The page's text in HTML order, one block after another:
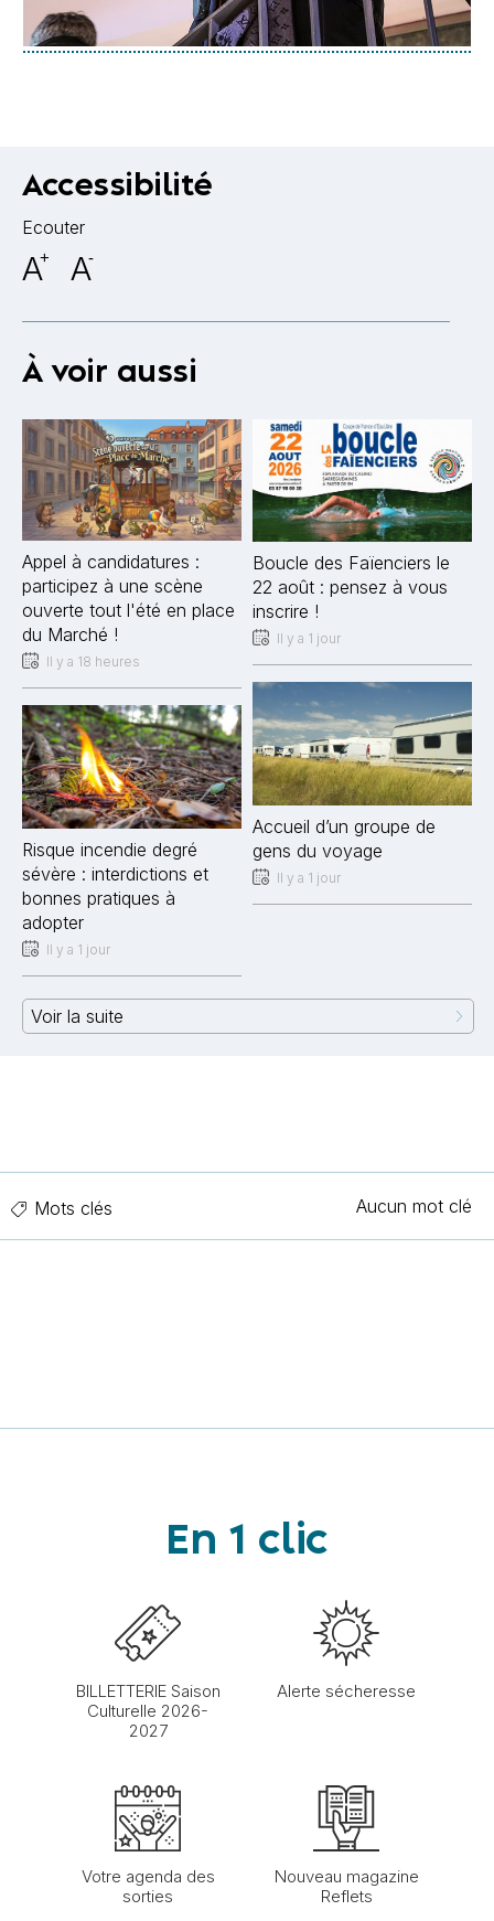
Accessibilité
Ecouter
A+ A-
À voir aussi
Appel à candidatures :
participez à une scène
ouverte tout l'été en place
du Marché !
Il y a 18 heures
Risque incendie degré
sévère : interdictions et
bonnes pratiques à
adopter
Il y a 1 jour
Boucle des Faïenciers le
22 août : pensez à vous
inscrire !
Il y a 1 jour
Accueil d’un groupe de
gens du voyage
Il y a 1 jour
Voir la suite
Mots clés Aucun mot clé
En 1 clic
BILLETTERIE Saison
Culturelle 2026-
2027
Alerte sécheresse
Votre agenda des
sorties
Nouveau magazine
Reflets